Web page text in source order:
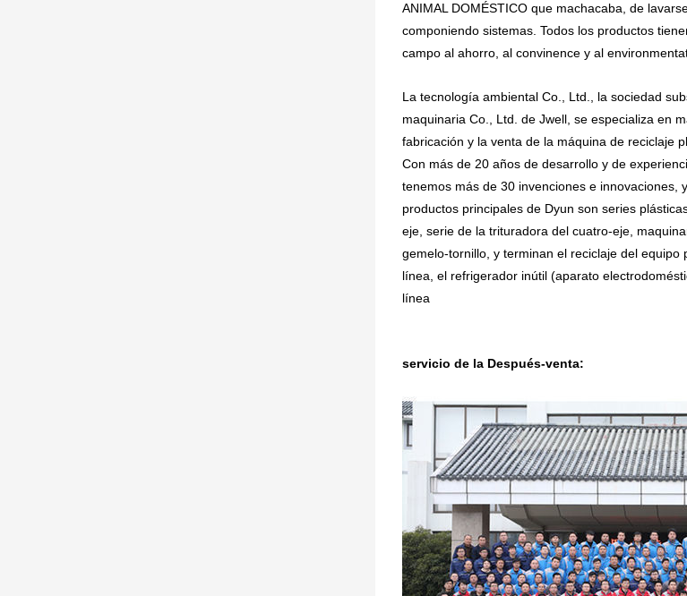
ANIMAL DOMÉSTICO que machacaba, de
componiendo sistemas. Todos los productos
campo al ahorro, al convinence y al
La tecnología ambiental Co., Ltd., la sociedad
maquinaria Co., Ltd. de Jwell, se especializa en
fabricación y la venta de la máquina de reciclaje
Con más de 20 años de desarrollo y de
tenemos más de 30 invenciones e
productos principales de Dyun son series
eje, serie de la trituradora del cuatro-eje,
gemelo-tornillo, y terminan el reciclaje del
línea, el refrigerador inútil (aparato
línea
servicio de la Después-venta: